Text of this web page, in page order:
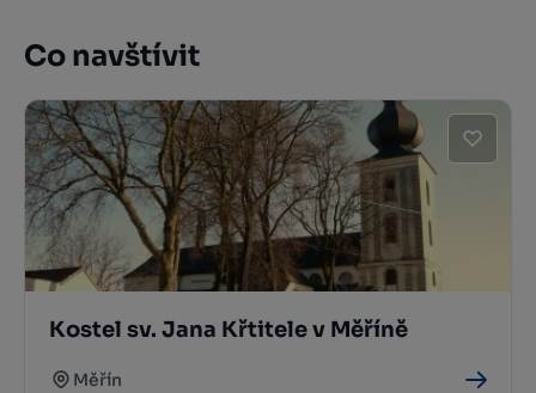
Co navštívit
Kostel sv. Jana Křtitele v Měříně
Měřín